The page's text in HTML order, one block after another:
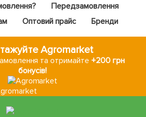
Передзамовлення
Оптовий прайс Бренди
Agromarket
та отримайте+200 грн
бонусів!